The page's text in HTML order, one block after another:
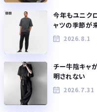
今年もユニク
ャツの季節が
2026.8.1
チー牛陰キャ
明されない
2026.7.31